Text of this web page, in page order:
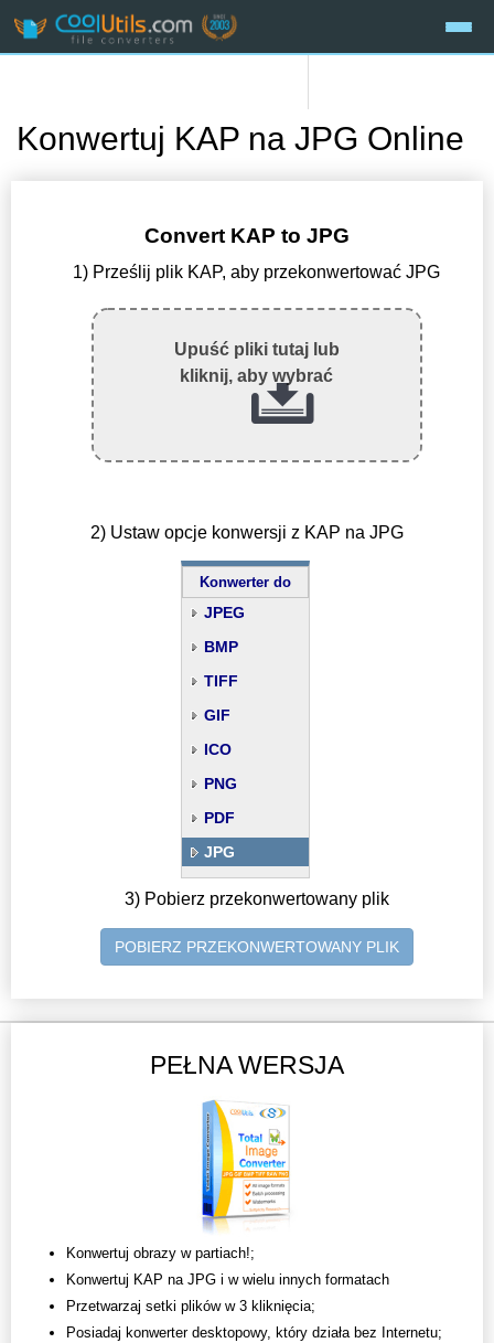
Konwertuj KAP na JPG Online
Convert KAP to JPG
1) Prześlij plik KAP, aby przekonwertować JPG
Upuść pliki tutaj lub
kliknij, aby wybrać
2) Ustaw opcje konwersji z KAP na JPG
Konwerter do
JPEG
BMP
TIFF
GIF
ICO
PNG
PDF
JPG
3) Pobierz przekonwertowany plik
POBIERZ PRZEKONWERTOWANY PLIK
PEŁNA WERSJA
Konwertuj obrazy w partiach!;
Konwertuj KAP na JPG i w wielu innych formatach
Przetwarzaj setki plików w 3 kliknięcia;
Posiadaj konwerter desktopowy, który działa bez Internetu;